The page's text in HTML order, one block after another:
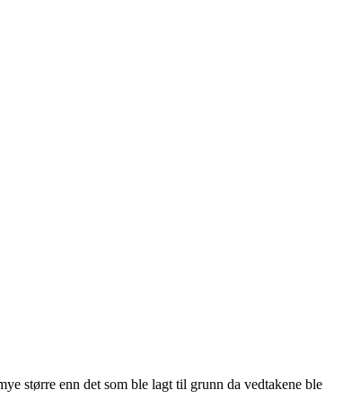
større enn det som ble lagt til grunn da vedtakene ble